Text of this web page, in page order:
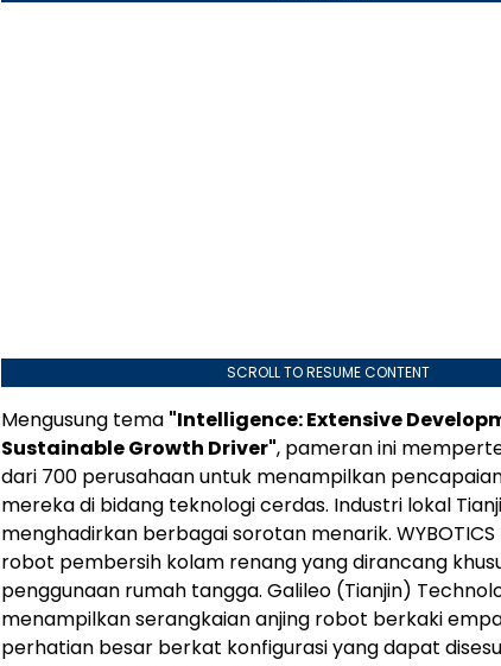
SCROLL TO RESUME CONTENT
Mengusung tema "Intelligence: Extensive
Sustainable Growth Driver", pameran ini
dari 700 perusahaan untuk menampilkan
mereka di bidang teknologi cerdas. Industri lokal
menghadirkan berbagai sorotan menarik.
robot pembersih kolam renang yang dirancang
penggunaan rumah tangga. Galileo (Tianjin)
menampilkan serangkaian anjing robot berkaki
perhatian besar berkat konfigurasi yang dapat